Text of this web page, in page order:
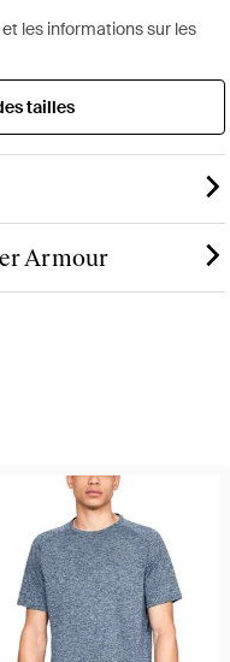
les informations sur les
tailles
Armour